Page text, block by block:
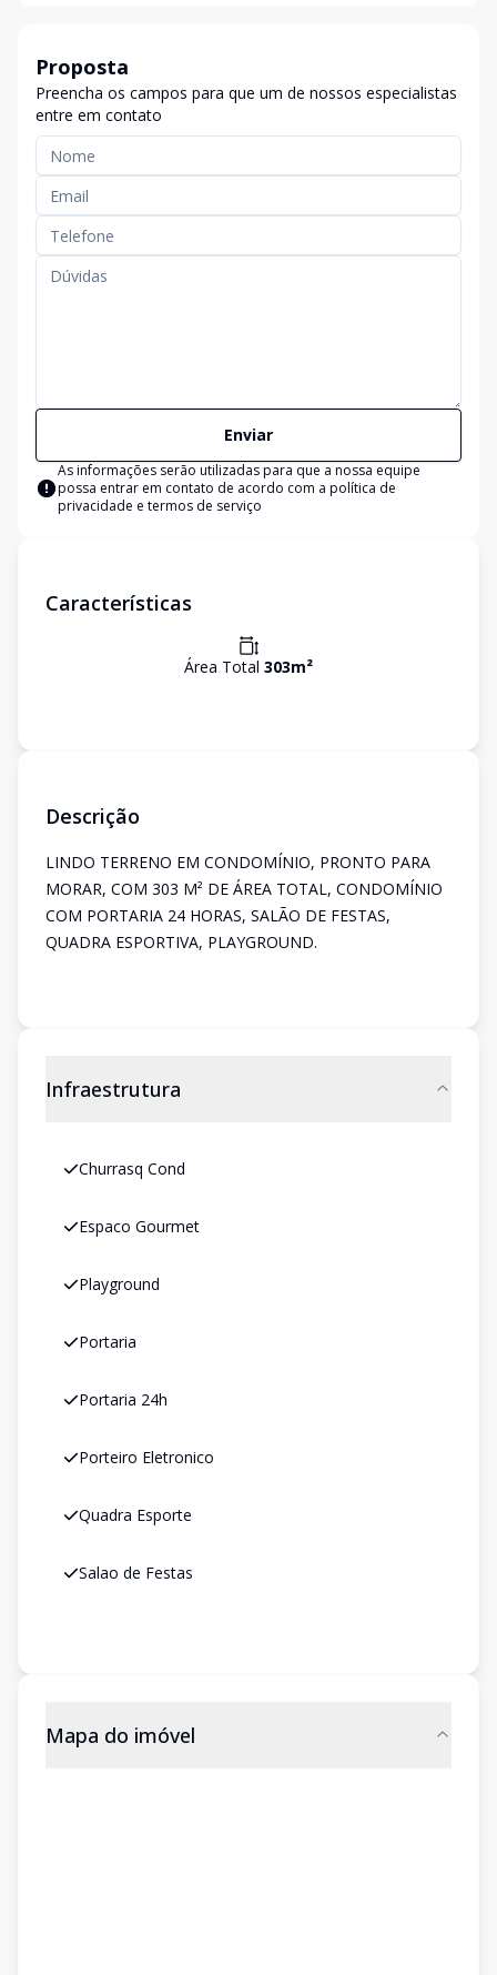
Proposta
Preencha os campos para que um de nossos especialistas
entre em contato
Enviar
As informações serão utilizadas para que a nossa equipe
possa entrar em contato de acordo com a política de
privacidade e termos de serviço
Características
Área Total 303m²
Descrição
LINDO TERRENO EM CONDOMÍNIO, PRONTO PARA
MORAR, COM 303 M² DE ÁREA TOTAL, CONDOMÍNIO
COM PORTARIA 24 HORAS, SALÃO DE FESTAS,
QUADRA ESPORTIVA, PLAYGROUND.
Infraestrutura
Churrasq Cond
Espaco Gourmet
Playground
Portaria
Portaria 24h
Porteiro Eletronico
Quadra Esporte
Salao de Festas
Mapa do imóvel